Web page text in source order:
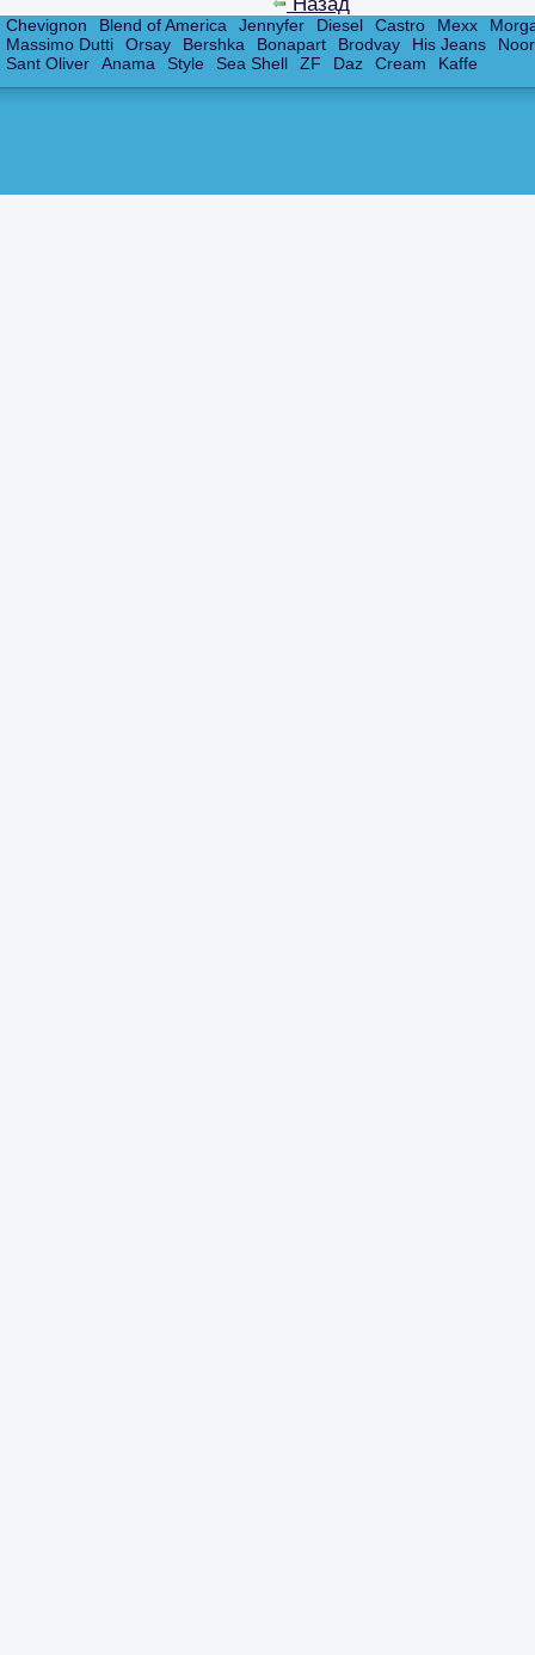
Chevignon Blend of America Jennyfer Diesel Castro Mexx
Massimo Dutti
Orsay Bershka Bonapart Brodvay His Jeans
Noor
Sant Oliver
Anama Style Sea Shell ZF Daz Cream Kaffe